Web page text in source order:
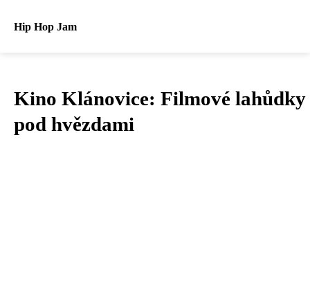
Hip Hop Jam
Kino Klánovice: Filmové lahůdky
pod hvězdami